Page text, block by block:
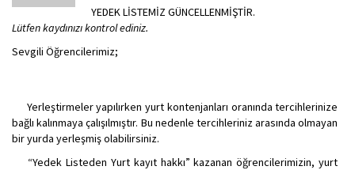
YEDEK LİSTEMİZ GÜNCELLENMİŞTİR.
Lütfen kaydınızı kontrol ediniz.
Sevgili Öğrencilerimiz;
Yerleştirmeler yapılırken yurt kontenjanları oranında tercihlerinize
bağlı kalınmaya çalışılmıştır. Bu nedenle tercihleriniz arasında olmayan
bir yurda yerleşmiş olabilirsiniz.
“Yedek Listeden Yurt kayıt hakkı” kazanan öğrencilerimizin, yurt